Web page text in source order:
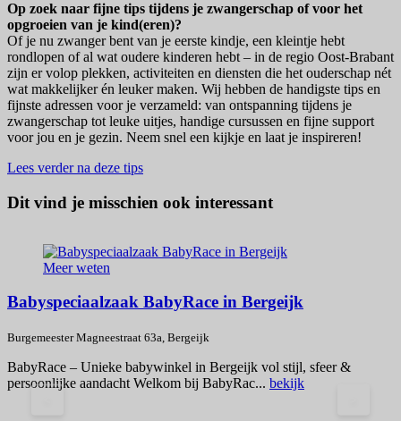
Op zoek naar fijne tips tijdens je zwangerschap of voor het
opgroeien van je kind(eren)?
Of je nu zwanger bent van je eerste kindje, een kleintje hebt
rondlopen of al wat oudere kinderen hebt – in de regio Oost-Brabant
zijn er volop plekken, activiteiten en diensten die het ouderschap nét
wat makkelijker én leuker maken. Wij hebben de handigste tips en
fijnste adressen voor je verzameld: van ontspanning tijdens je
zwangerschap tot leuke uitjes, handige cursussen en fijne support
voor jou en je gezin. Neem snel een kijkje en laat je inspireren!
Lees verder na deze tips
Dit vind je misschien ook interessant
Meer weten
Babyspeciaalzaak BabyRace in Bergeijk
Burgemeester Magneestraat 63a, Bergeijk
BabyRace – Unieke babywinkel in Bergeijk vol stijl, sfeer &
persoonlijke aandacht Welkom bij BabyRac... bekijk